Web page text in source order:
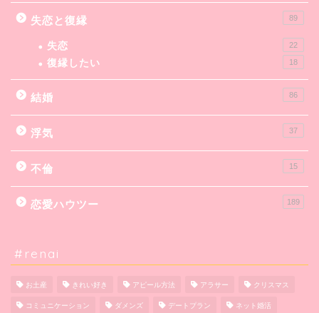
失恋と復縁 89
失恋 22
復縁したい 18
結婚 86
浮気 37
不倫 15
恋愛ハウツー 189
#renai
お土産 きれい好き アピール方法 アラサー クリスマス
コミュニケーション ダメンズ デートプラン ネット婚活